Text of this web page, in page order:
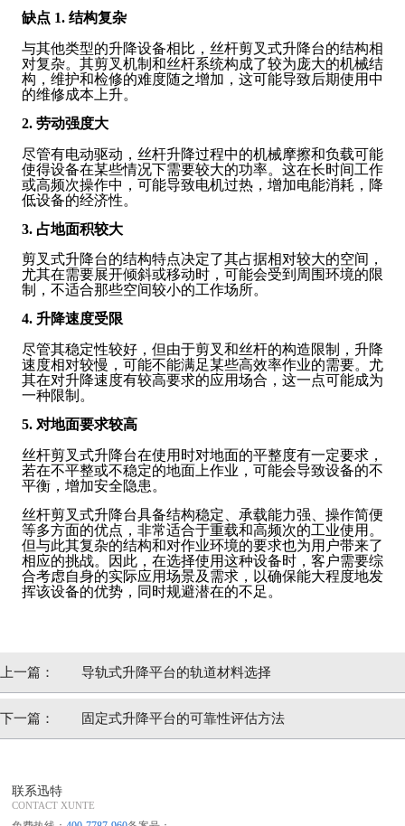
缺点 1. 结构复杂
与其他类型的升降设备相比，丝杆剪叉式升降台的结构相
对复杂。其剪叉机制和丝杆系统构成了较为庞大的机械结
构，维护和检修的难度随之增加，这可能导致后期使用中
的维修成本上升。
2. 劳动强度大
尽管有电动驱动，丝杆升降过程中的机械摩擦和负载可能
使得设备在某些情况下需要较大的功率。这在长时间工作
或高频次操作中，可能导致电机过热，增加电能消耗，降
低设备的经济性。
3. 占地面积较大
剪叉式升降台的结构特点决定了其占据相对较大的空间，
尤其在需要展开倾斜或移动时，可能会受到周围环境的限
制，不适合那些空间较小的工作场所。
4. 升降速度受限
尽管其稳定性较好，但由于剪叉和丝杆的构造限制，升降
速度相对较慢，可能不能满足某些高效率作业的需要。尤
其在对升降速度有较高要求的应用场合，这一点可能成为
一种限制。
5. 对地面要求较高
丝杆剪叉式升降台在使用时对地面的平整度有一定要求，
若在不平整或不稳定的地面上作业，可能会导致设备的不
平衡，增加安全隐患。
丝杆剪叉式升降台具备结构稳定、承载能力强、操作简便
等多方面的优点，非常适合于重载和高频次的工业使用。
但与此其复杂的结构和对作业环境的要求也为用户带来了
相应的挑战。因此，在选择使用这种设备时，客户需要综
合考虑自身的实际应用场景及需求，以确保能大程度地发
挥该设备的优势，同时规避潜在的不足。
上一篇： 导轨式升降平台的轨道材料选择
下一篇： 固定式升降平台的可靠性评估方法
联系迅特
CONTACT XUNTE